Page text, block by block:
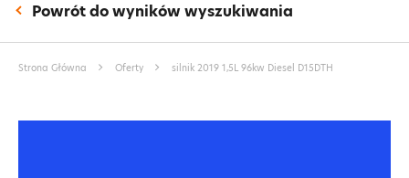
Powrót do wyników wyszukiwania
Strona Główna Oferty silnik 2019 1,5L 96kw Diesel D15DTH